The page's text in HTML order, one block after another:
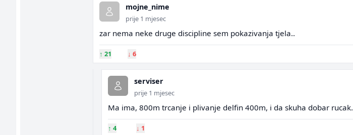
mojne_nime
prije 1 mjesec
zar nema neke druge discipline sem pokazivanja tjela..
↑ 21 ↓ 6
serviser
prije 1 mjesec
Ma ima, 800m trcanje i plivanje delfin 400m, i da skuha dobar rucak.
↑ 4 ↓ 1